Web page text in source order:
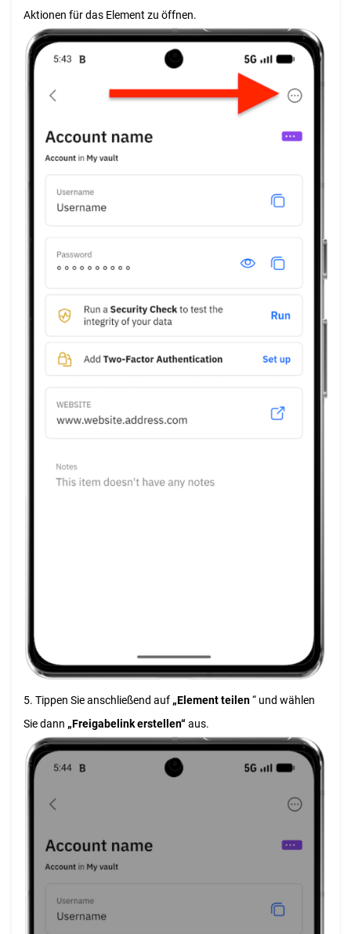
Aktionen für das Element zu öffnen.
5. Tippen Sie anschließend auf „Element teilen“ und wählen
Sie dann „Freigabelink erstellen“aus.